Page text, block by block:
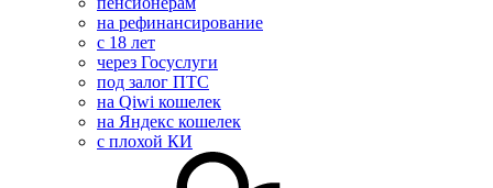
на рефинансирование
с 18 лет
через Госуслуги
под залог ПТС
на Qiwi кошелек
на Яндекс кошелек
с плохой КИ